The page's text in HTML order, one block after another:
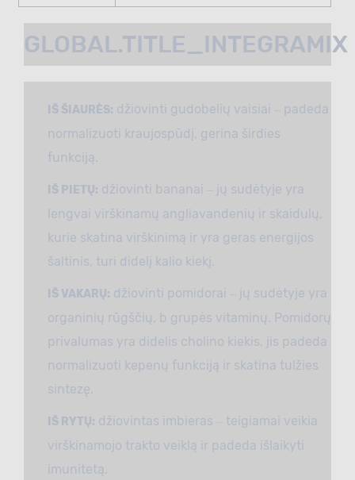
GLOBAL.TITLE_INTEGRAMIX
IŠ ŠIAURĖS: džiovinti gudobelių vaisiai ‒ padeda
normalizuoti kraujospūdį, gerina širdies
funkciją.
IŠ PIETŲ: džiovinti bananai ‒ jų sudėtyje yra
lengvai virškinamų angliavandenių ir skaidulų,
kurie skatina virškinimą ir yra geras energijos
šaltinis, turi didelį kalio kiekį.
IŠ VAKARŲ: džiovinti pomidorai ‒ jų sudėtyje yra
organinių rūgščių, b grupės vitaminų. Pomidorų
privalumas yra didelis cholino kiekis, jis padeda
normalizuoti kepenų funkciją ir skatina tulžies
sintezę.
IŠ RYTŲ: džiovintas imbieras ‒ teigiamai veikia
virškinamojo trakto veiklą ir padeda išlaikyti
imunitetą.